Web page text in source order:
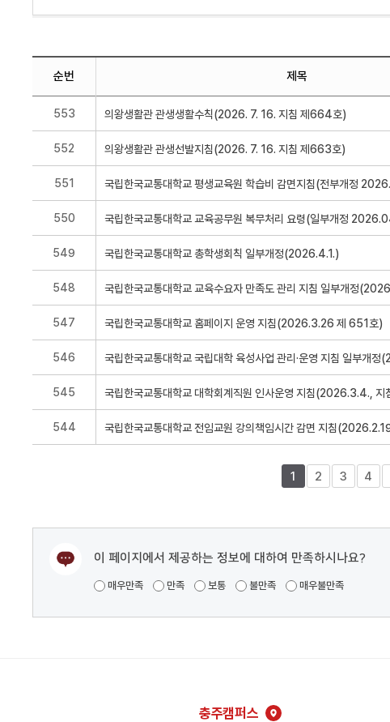
순번 제목
553
552
551
550
549
548
547
546
545
544
1 2 3 4
이 페이지에서 제공하는 정보에 대하여 만족하시나요?
매우만족 만족 보통 불만족 매우불만족
충주캠퍼스